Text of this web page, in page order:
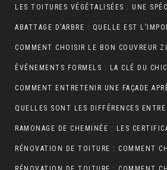
ÉVÉNEMENTS FORMELS : LA CLÉ DU CHIC